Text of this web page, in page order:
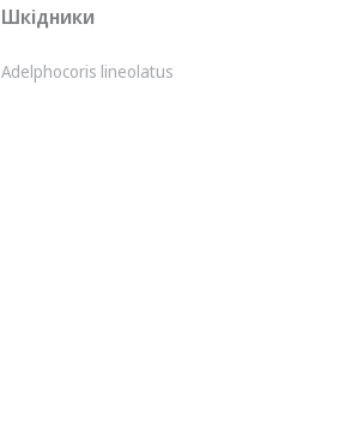
Шкідники
Adelphocoris lineolatus